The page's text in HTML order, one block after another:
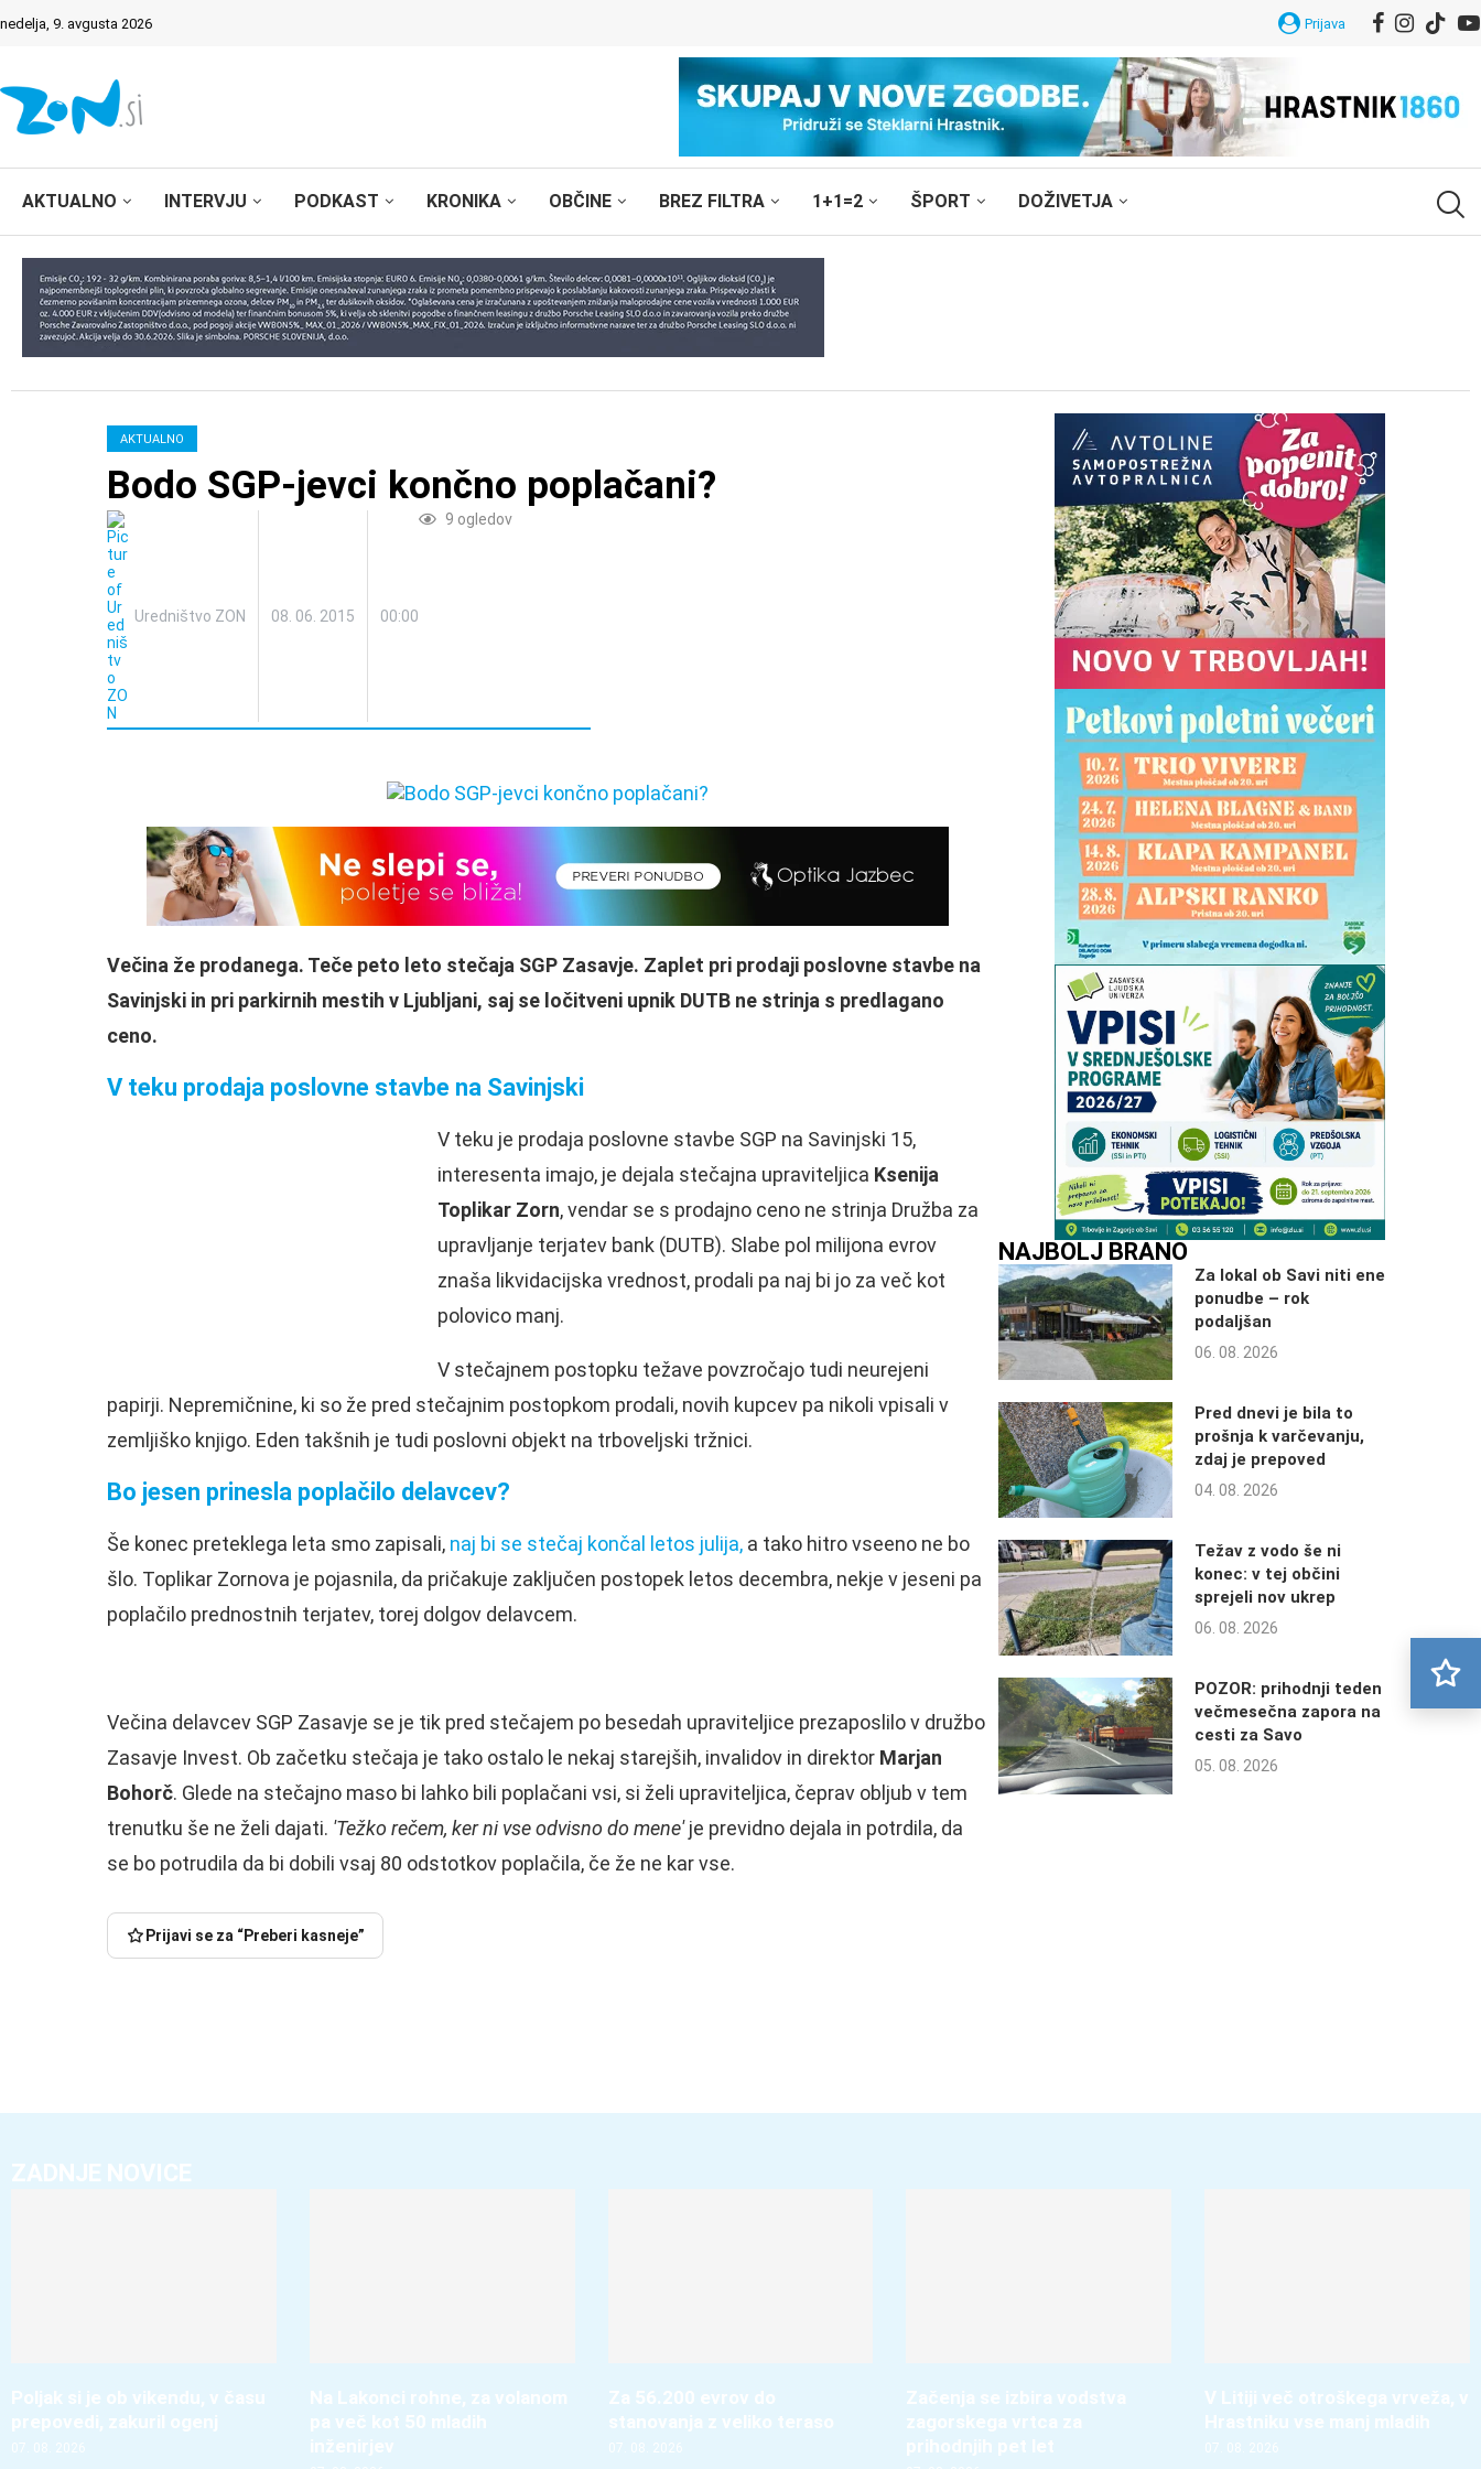
nedelja, 9. avgusta 2026 Prijava
AKTUALNO INTERVJU PODKAST KRONIKA OBČINE BREZ FILTRA 1+1=2 ŠPORT DOŽIVETJA
AKTUALNO
Bodo SGP-jevci končno poplačani?
Uredništvo ZON 08. 06. 2015 00:00
9 ogledov
Večina že prodanega. Teče peto leto stečaja SGP Zasavje. Zaplet pri prodaji poslovne stavbe na
Savinjski in pri parkirnih mestih v Ljubljani, saj se ločitveni upnik DUTB ne strinja s predlagano
ceno.
V teku prodaja poslovne stavbe na Savinjski
V teku je prodaja poslovne stavbe SGP na Savinjski 15,
interesenta imajo, je dejala stečajna upraviteljica Ksenija
Toplikar Zorn, vendar se s prodajno ceno ne strinja Družba za
upravljanje terjatev bank (DUTB). Slabe pol milijona evrov
znaša likvidacijska vrednost, prodali pa naj bi jo za več kot
polovico manj.
V stečajnem postopku težave povzročajo tudi neurejeni
papirji. Nepremičnine, ki so že pred stečajnim postopkom prodali, novih kupcev pa nikoli vpisali v
zemljiško knjigo. Eden takšnih je tudi poslovni objekt na trboveljski tržnici.
Bo jesen prinesla poplačilo delavcev?
Še konec preteklega leta smo zapisali, naj bi se stečaj končal letos julija, a tako hitro vseeno ne bo
šlo. Toplikar Zornova je pojasnila, da pričakuje zaključen postopek letos decembra, nekje v jeseni pa
poplačilo prednostnih terjatev, torej dolgov delavcem.
Večina delavcev SGP Zasavje se je tik pred stečajem po besedah upraviteljice prezaposlilo v družbo
Zasavje Invest. Ob začetku stečaja je tako ostalo le nekaj starejših, invalidov in direktor Marjan
Bohorč. Glede na stečajno maso bi lahko bili poplačani vsi, si želi upraviteljica, čeprav obljub v tem
trenutku še ne želi dajati. 'Težko rečem, ker ni vse odvisno do mene'je previdno dejala in potrdila, da
se bo potrudila da bi dobili vsaj 80 odstotkov poplačila, če že ne kar vse.
Prijavi se za “Preberi kasneje”
NAJBOLJ BRANO
Za lokal ob Savi niti ene
ponudbe – rok
podaljšan
06. 08. 2026
Pred dnevi je bila to
prošnja k varčevanju,
zdaj je prepoved
04. 08. 2026
Težav z vodo še ni
konec: v tej občini
sprejeli nov ukrep
06. 08. 2026
POZOR: prihodnji teden
večmesečna zapora na
cesti za Savo
05. 08. 2026
ZADNJE NOVICE
Poljak si je ob vikendu, v času
prepovedi, zakuril ogenj
07. 08. 2026
Na Lakonci rohne, za volanom
pa več kot 50 mladih
inženirjev
Za 56.200 evrov do
stanovanja z veliko teraso
07. 08. 2026
Začenja se izbira vodstva
zagorskega vrtca za
prihodnjih pet let
V Litiji več otroškega vrveža, v
Hrastniku vse manj mladih
07. 08. 2026